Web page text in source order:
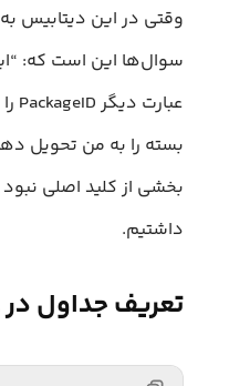
وقتی در این دیتابیس
سوال‌ها این است که:
داشتیم.
تعریف جداول در MySQL